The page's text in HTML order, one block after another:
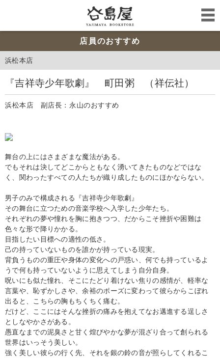
店員のおすすめ
浜松本店
『吉祥寺少年歌劇』 町田粥 （祥伝社）
浜松本店 副店長：永山のおすすめ
舞台の上にはさまざまな魔法がある。
でもそれは決してどこからともなく湧いてきたものなどではな
く、関わったすべての人たちが織り成したものにほかならない。
男子のみで構成される『吉祥寺少年歌劇』
その舞台に立つための音楽学校へ入学した少年たち。
それぞれの夢や憧れを胸に抱きつつ、だからこそ挫折や困難は
色々な形で降りかかる。
目指したい目標への適性の低さ。
己の持っていないものを誰かが持っている現実。
背負うものの重圧や身体の変化への戸惑い、何でも持っているよ
うで何も持っていないように思えてしまう自分自身。
呪いにも似た憧れ、そこにたどり着けない焦りの感情が、軽率な
言葉や、恥ずかしさや、余裕のポーズに変わって彼らからこぼれ
出ると、こちらの胸もちくちく痛む。
だけど、ここにはそんな挫折の痛みを抱えてなお邁進する逞しさ
としなやかさがある。
愚直なまでの泥臭さと甘く煌びやかな夢が混ざり合って創られる
世界はいっそう美しい。
強く美しい彼らの行く先、それを銀の鈴の音が照らしてくれるこ